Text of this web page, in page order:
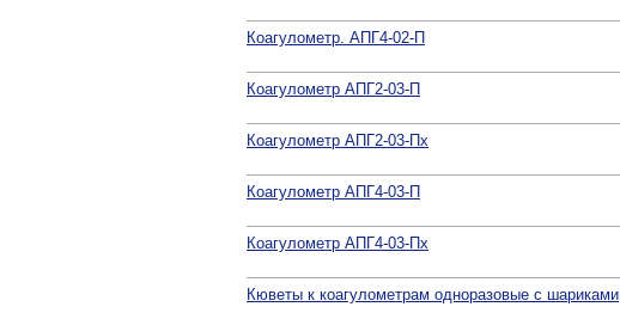
Коагулометр. АПГ4-02-П
Коагулометр АПГ2-03-П
Коагулометр АПГ2-03-Пх
Коагулометр АПГ4-03-П
Коагулометр АПГ4-03-Пх
Кюветы к коагулометрам одноразовые с шариками